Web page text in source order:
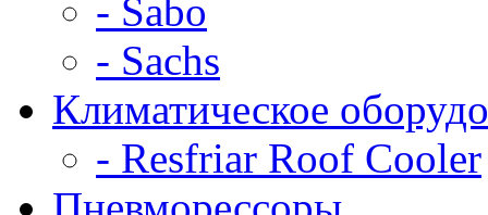
- Sabo
- Sachs
Климатическое
- Resfriar Roof Cooler